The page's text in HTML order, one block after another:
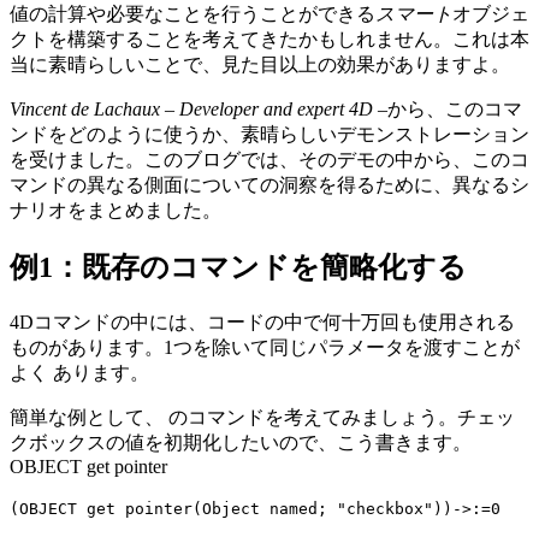
値の計算や必要なことを行うことができる スマート オブジェ
クトを構築することを考えてきたかもしれません。これは本
当に素晴らしいことで、見た目以上の効果がありますよ。
Vincent de Lachaux – Developer and expert 4D –から、このコマ
ンドをどのように使うか、素晴らしいデモンストレーション
を受けました。このブログでは、そのデモの中から、このコ
マンドの異なる側面についての洞察を得るために、異なるシ
ナリオをまとめました。
例1：既存のコマンドを簡略化する
4Dコマンドの中には、コードの中で何十万回も使用される
ものがあります。 1つを除いて同じパラメータを渡すことが
よく あります。
簡単な例として、 のコマンドを考えてみましょう。チェッ
クボックスの値を初期化したいので、こう書きます。
OBJECT get pointer
(OBJECT get pointer(Object named ; "checkbox"))->:=0